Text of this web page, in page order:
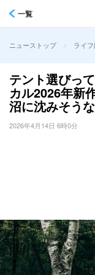
一覧
ニューストップ > ライ
テント選びっ
カル2026年新
沼に沈みそう
2026年4月14日 6時0分